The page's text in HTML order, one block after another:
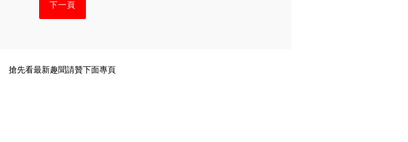
下一頁
搶先看最新趣聞請贊下面專頁